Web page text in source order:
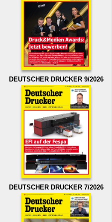
DEUTSCHER DRUCKER 9/2026
DEUTSCHER DRUCKER 7/2026